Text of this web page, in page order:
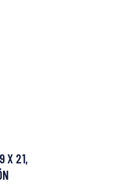
X 21,